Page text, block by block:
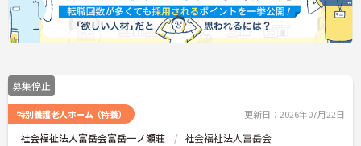
募集停止
特別養護老人ホーム（特養） 更新日：2026年07月22日
社会福祉法人富岳会富岳一ノ瀬荘 社会福祉法人富岳会